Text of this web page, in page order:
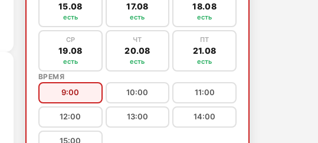
15.08
есть
17.08
есть
18.08
есть
СР
19.08
есть
ЧТ
20.08
есть
ПТ
21.08
есть
ВРЕМЯ
9:00 10:00 11:00
12:00 13:00 14:00
15:00